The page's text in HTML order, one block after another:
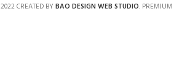
2022 CREATED BYBAO DESIGN WEB STUDIO. PREMIUM